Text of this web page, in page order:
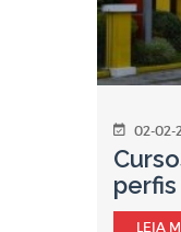
02-02-
perfis
LEIA